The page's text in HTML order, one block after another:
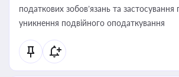
податкових зобов’язань та застосування
уникнення подвійного оподаткування